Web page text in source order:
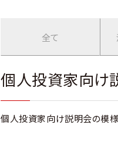
全て
個人投資家向け
個人投資家向け説明会の模